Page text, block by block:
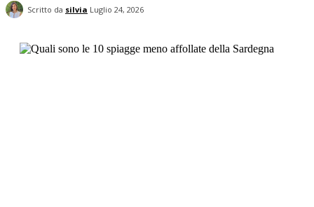
Scritto da silvia Luglio 24, 2026